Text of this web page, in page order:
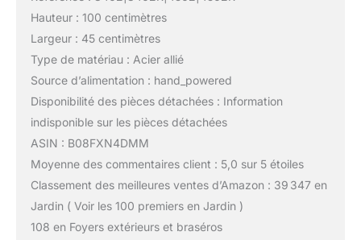
Hauteur : 100 centimètres
Largeur : 45 centimètres
Type de matériau : Acier allié
Source d’alimentation : hand_powered
Disponibilité des pièces détachées : Information
indisponible sur les pièces détachées
ASIN : B08FXN4DMM
Moyenne des commentaires client : 5,0 sur 5 étoiles
Classement des meilleures ventes d’Amazon : 39 347 en
Jardin ( Voir les 100 premiers en Jardin )
108 en Foyers extérieurs et braséros